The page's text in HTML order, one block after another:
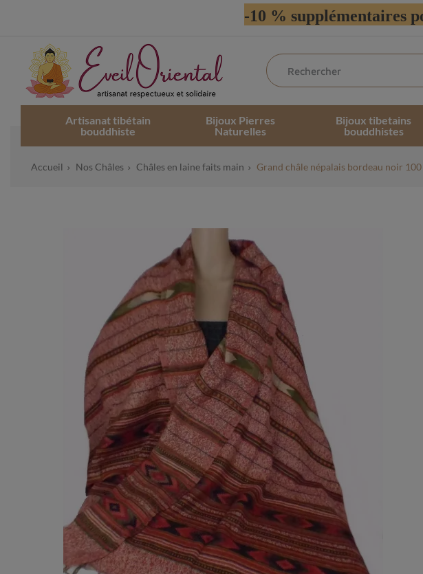
-10 % supplémentaires
Artisanat tibétain
bouddhiste
Bijoux Pierres
Naturelles
Bijoux tibetains
bouddhistes
Accueil Nos Châles Châles en laine faits main Grand châle népalais bordeau noir